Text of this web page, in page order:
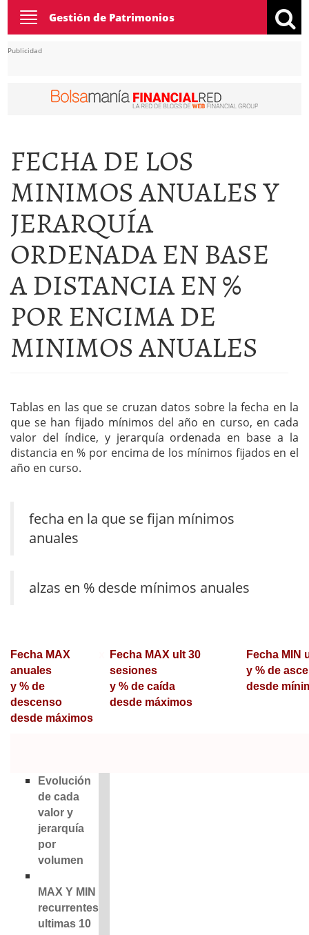
Toggle
navigation
Gestión de Patrimonios
Publicidad
FECHA DE LOS
MINIMOS ANUALES Y
JERARQUÍA
ORDENADA EN BASE
A DISTANCIA EN %
POR ENCIMA DE
MINIMOS ANUALES
Tablas en las que se cruzan datos sobre la fecha en la
que se han fijado mínimos del año en curso, en cada
valor del índice, y jerarquía ordenada en base a la
distancia en % por encima de los mínimos fijados en el
año en curso.
fecha en la que se fijan mínimos
anuales
alzas en % desde mínimos anuales
Fecha MAX
anuales
y % de
descenso
desde máximos
Fecha MAX ult 30
sesiones
y % de caída
desde máximos
Fecha MIN
y % de
desde
Evolución
de cada
valor y
jerarquía
por
volumen
MAX Y MIN
recurrentes
ultimas 10